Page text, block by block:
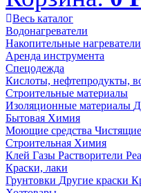
Весь каталог
Водонагреватели
Накопительные нагреватели
Аренда инструмента
Спецодежда
Кислоты, нефтепродукты,
Строительные материалы
Изоляционные материалы
Бытовая Химия
Моющие средства
Строительная Химия
Клей Газы Растворители
Краски, лаки
Грунтовки Другие краски